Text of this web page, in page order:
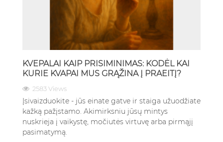
KVEPALAI KAIP PRISIMINIMAS: KODĖL KAI
KURIE KVAPAI MUS GRĄŽINA Į PRAEITĮ?
2583 Views
Įsivaizduokite - jūs einate gatve ir staiga užuodžiate
kažką pažįstamo. Akimirksniu jūsų mintys
nuskrieja į vaikystę, močiutės virtuvę arba pirmąjį
pasimatymą.